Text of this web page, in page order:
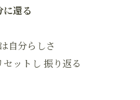
に還る
自分らしさ
ットし 振り返る